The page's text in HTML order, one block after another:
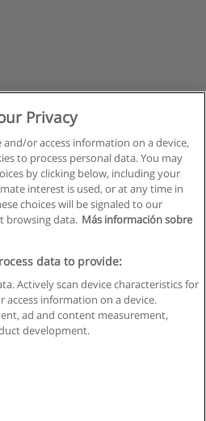
пользования
информации
Educaedu
S.L. - CIF : B-95610580: -
Privacy
or access information on a device,
to process personal data. You may
by clicking below, including your
interest is used, or at any time in
choices will be signaled to our
browsing data. Más información sobre
data to provide:
Actively scan device characteristics for
information on a device.
ad and content measurement,
development.